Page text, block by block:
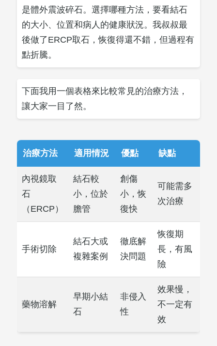
是體外震波碎石。選擇哪種方法，要看結石
的大小、位置和病人的健康狀況。我叔叔最
後做了ERCP取石，恢復得還不錯，但過程有
點折騰。
下面我用一個表格來比較常見的治療方法，
讓大家一目了然。
治療方法 適用情況 優點 缺點
內視鏡取
石
（ERCP）
結石較
小，位於
膽管
創傷
小，恢
復快
可能需多
次治療
手術切除
結石大或
複雜案例
徹底解
決問題
恢復期
長，有風
險
藥物溶解
早期小結
石
非侵入
性
效果慢，
不一定有
效